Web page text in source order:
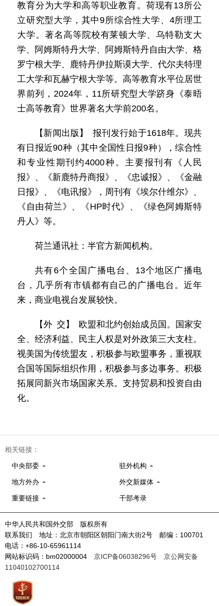
教育分为大学和高等职业教育。荷现有13所公
立研究型大学，其中9所综合性大学、4所理工
大学。著名高等院校有莱顿大学、乌特勒支大
学、阿姆斯特丹大学、阿姆斯特丹自由大学、格
罗宁根大学、鹿特丹伊拉斯谟大学、代尔夫特理
工大学和瓦赫宁根大学等。高等教育水平位居世
界前列，2024年，11所研究型大学跻身《泰晤
士高等教育》世界著名大学前200名。
【新闻出版】 报刊发行始于1618年。现共
有日报近90种（其中全国性日报9种），综合性
和专业性期刊约4000种。主要报刊有《人民
报》、《新鹿特丹商报》、《忠诚报》、《金融
日报》、《电讯报》，周刊有《埃尔什维尔》、
《自由荷兰》、《HP时代》、《绿色阿姆斯特
丹人》等。
荷兰通讯社：半官方新闻机构。
共有6个全国广播电台、13个地区广播电
台，几乎所有市镇都有自己的广播电台。近年
来，商业电视台发展较快。
【外 交】 欧盟和北约创始成员国。国家安
全、经济利益、民主人权是对外政策三大支柱。
视美国为传统盟友，积极参与欧盟事务，重视联
合国等国际组织作用，积极参与多边事务。积极
拓展同新兴市场国家关系。支持贸易和投资自由
化。
相关链接：
中央部委 驻外机构
地方外办 外交新媒体
重要链接 干部考录
中华人民共和国外交部 版权所有
联系我们 地址：北京市朝阳区朝阳门南大街2号 邮编：100701
电话：+86-10-65961114
网站标识码：bm02000004 京ICP备06038296号
京公网安备
11040102700114